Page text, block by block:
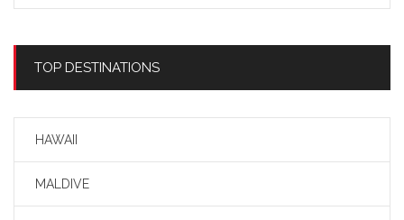
TOP DESTINATIONS
HAWAII
MALDIVE